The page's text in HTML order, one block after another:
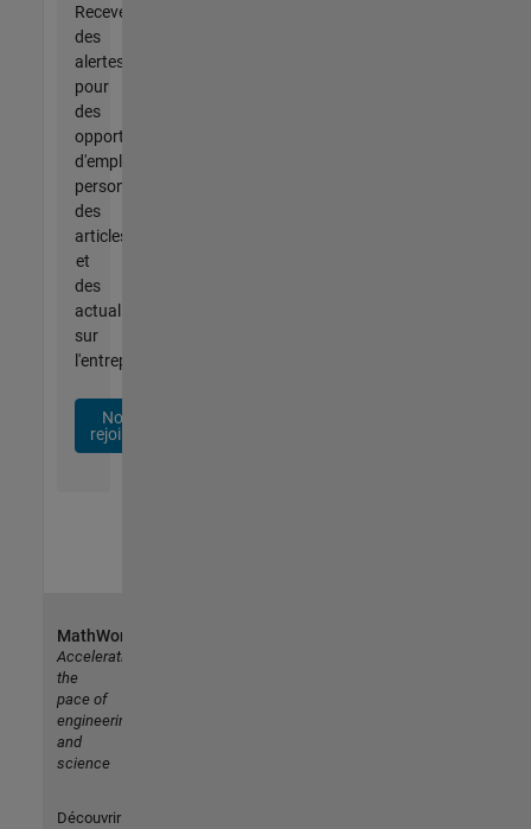
Recevez
des
alertes
pour
des
opportunités
d'emploi
personnalisées,
des
articles
et
des
actualités
sur
l'entreprise.
Nous
rejoindre
MathWorks
Accelerating
the
pace of
engineering
and
science
Découvrir les produits